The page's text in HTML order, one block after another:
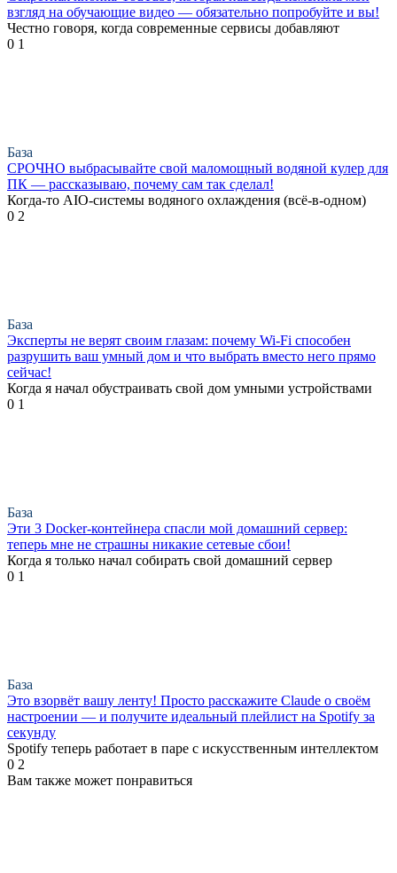
взгляд на обучающие видео — обязательно попробуйте и вы!
Честно говоря, когда современные сервисы добавляют
0 1
База
СРОЧНО выбрасывайте свой маломощный водяной кулер для
ПК — рассказываю, почему сам так сделал!
Когда-то AIO-системы водяного охлаждения (всё-в-одном)
0 2
База
Эксперты не верят своим глазам: почему Wi-Fi способен
разрушить ваш умный дом и что выбрать вместо него прямо
сейчас!
Когда я начал обустраивать свой дом умными устройствами
0 1
База
Эти 3 Docker-контейнера спасли мой домашний сервер:
теперь мне не страшны никакие сетевые сбои!
Когда я только начал собирать свой домашний сервер
0 1
База
Это взорвёт вашу ленту! Просто расскажите Claude о своём
настроении — и получите идеальный плейлист на Spotify за
секунду
Spotify теперь работает в паре с искусственным интеллектом
0 2
Вам также может понравиться